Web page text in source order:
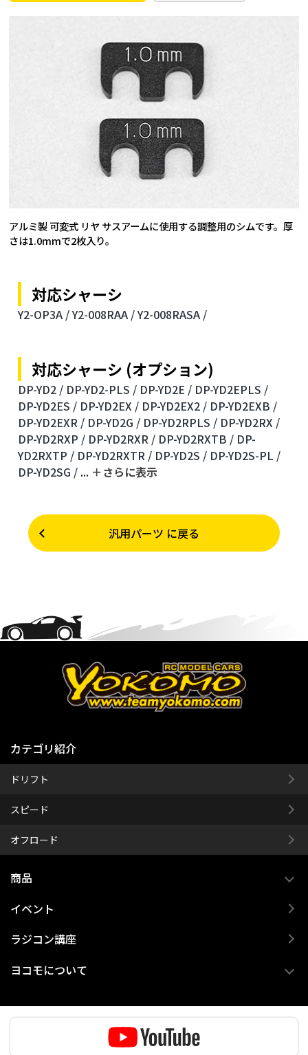
アルミ製 可変式 リヤ サスアームに使用する調整用のシムです。厚
さは1.0mmで2枚入り。
対応シャーシ
Y2-OP3A /Y2-008RAA /Y2-008RASA /
対応シャーシ (オプション)
DP-YD2 / DP-YD2-PLS / DP-YD2E / DP-YD2EPLS /
DP-YD2ES / DP-YD2EX / DP-YD2EX2 / DP-YD2EXB /
DP-YD2EXR / DP-YD2G / DP-YD2RPLS / DP-YD2RX /
DP-YD2RXP / DP-YD2RXR / DP-YD2RXTB / DP-
YD2RXTP / DP-YD2RXTR / DP-YD2S / DP-YD2S-PL /
DP-YD2SG / ... ＋さらに表⽰
汎用パーツ に戻る
カテゴリ紹介
ドリフト
スピード
オフロード
商品
イベント
ラジコン講座
ヨコモについて